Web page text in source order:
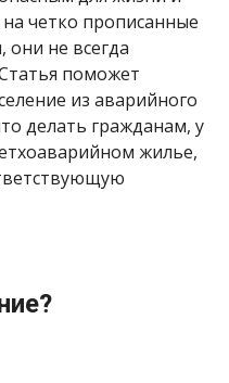
четко прописанные
они не всегда
поможет
из аварийного
делать гражданам, у
жилье,